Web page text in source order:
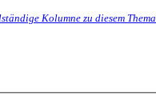
Kolumne zu diesem